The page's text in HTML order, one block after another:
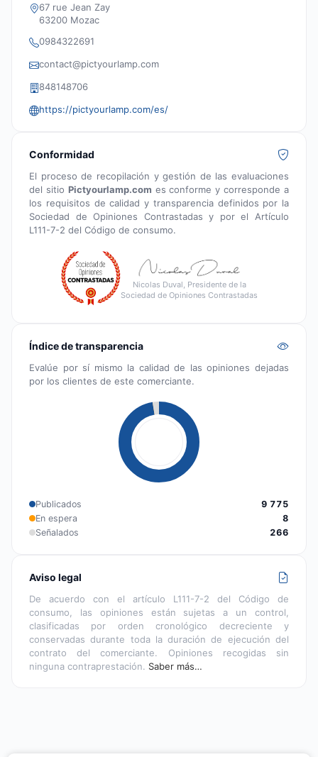
67 rue Jean Zay
63200 Mozac
0984322691
contact@pictyourlamp.com
848148706
https://pictyourlamp.com/es/
Conformidad
El proceso de recopilación y gestión de las evaluaciones
del sitio Pictyourlamp.com es conforme y corresponde a
los requisitos de calidad y transparencia definidos por la
Sociedad de Opiniones Contrastadas y por el Artículo
L111-7-2 del Código de consumo.
Nicolas Duval, Presidente de la
Sociedad de Opiniones Contrastadas
Índice de transparencia
Evalúe por sí mismo la calidad de las opiniones dejadas
por los clientes de este comerciante.
Publicados
9 775
En espera
8
Señalados
266
Aviso legal
De acuerdo con el artículo L111-7-2 del Código de
consumo, las opiniones están sujetas a un control,
clasificadas por orden cronológico decreciente y
conservadas durante toda la duración de ejecución del
contrato del comerciante. Opiniones recogidas sin
ninguna contraprestación. Saber más…